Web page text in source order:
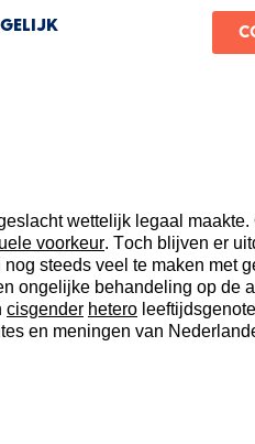
wettelijk legaal maakte.
voorkeur. Toch blijven er
nog steeds veel te maken met
ongelijke behandeling op de
cisgender hetero
en meningen van